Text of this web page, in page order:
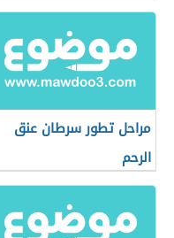
مراحل تطور سرطان عنق
الرحم